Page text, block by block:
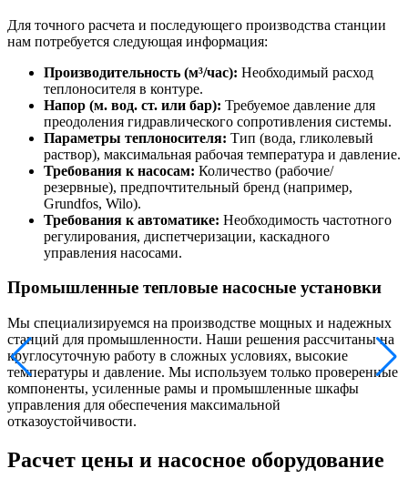
Для точного расчета и последующего производства станции
нам потребуется следующая информация:
Производительность (м³/час): Необходимый расход
теплоносителя в контуре.
Напор (м. вод. ст. или бар): Требуемое давление для
преодоления гидравлического сопротивления системы.
Параметры теплоносителя: Тип (вода, гликолевый
раствор), максимальная рабочая температура и давление.
Требования к насосам: Количество (рабочие/
резервные), предпочтительный бренд (например,
Grundfos, Wilo).
Требования к автоматике: Необходимость частотного
регулирования, диспетчеризации, каскадного
управления насосами.
Промышленные тепловые насосные установки
Мы специализируемся на производстве мощных и надежных
станций для промышленности. Наши решения рассчитаны на
круглосуточную работу в сложных условиях, высокие
температуры и давление. Мы используем только проверенные
компоненты, усиленные рамы и промышленные шкафы
управления для обеспечения максимальной
отказоустойчивости.
Расчет цены и насосное оборудование